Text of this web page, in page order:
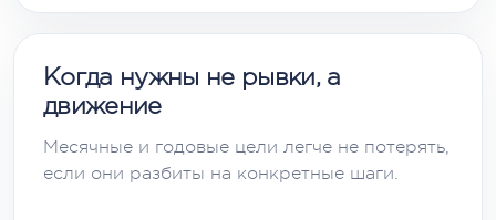
Когда нужны не рывки, а
движение
Месячные и годовые цели легче не потерять,
если они разбиты на конкретные шаги.